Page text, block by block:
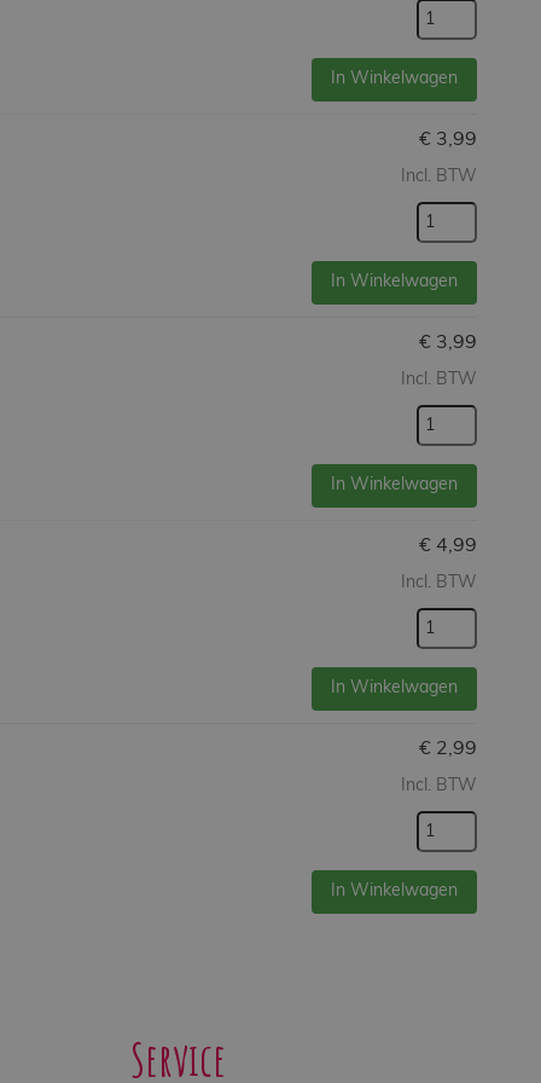
In Winkelwagen
€ 3,99
Incl. BTW
In Winkelwagen
€ 3,99
Incl. BTW
In Winkelwagen
€ 4,99
Incl. BTW
In Winkelwagen
€ 2,99
Incl. BTW
In Winkelwagen
Service